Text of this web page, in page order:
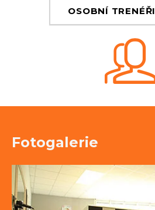
OSOBNÍ TRENÉŘI
Fotogalerie